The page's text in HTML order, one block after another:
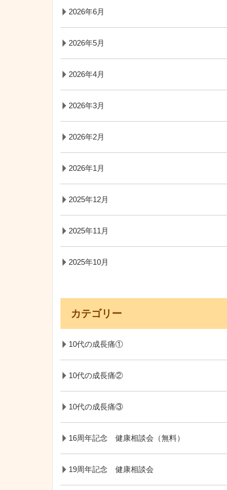
2026年6月
2026年5月
2026年4月
2026年3月
2026年2月
2026年1月
2025年12月
2025年11月
2025年10月
カテゴリー
10代の成長痛①
10代の成長痛②
10代の成長痛③
16周年記念 健康相談会（無料）
19周年記念 健康相談会